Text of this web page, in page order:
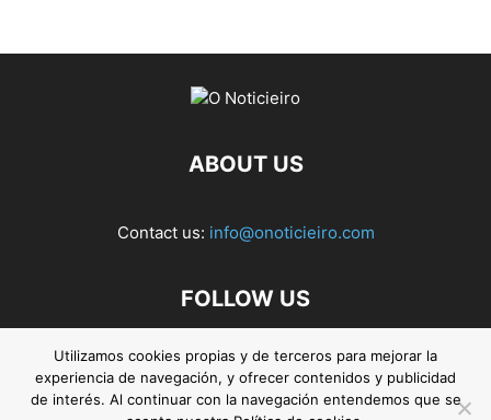
ABOUT US
Contact us: info@onoticieiro.com
FOLLOW US
Utilizamos cookies propias y de terceros para mejorar la
experiencia de navegación, y ofrecer contenidos y publicidad
de interés. Al continuar con la navegación entendemos que se